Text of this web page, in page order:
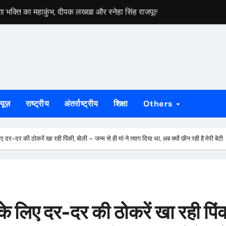
भक्ति का महाकुंभ, दीपक लख्खा और स्नेहा सिंह राजपूत की भजन संध्या होगी
ताकत : सुदेश महतो
1000 कांवरियों का भव्य जत्था, शिव परिवार की झांकी और सांस्कृतिक
भीतर बैठे अनिल महतो की मौत, गांव में मातम
को विधायक सोनाराम सिंकु ने भेंट किए मॉडल नगाड़ा
राष्ट्रीय अंतर्राष्ट्रीय शिक्षा Others
दर की ठोकरें खा रही पिंकी, बोली – जन्म से ही मां ने त्याग दिया था, अब क्यों छीन रही है मेरी बेटी
लिए दर-दर की ठोकरें खा रही